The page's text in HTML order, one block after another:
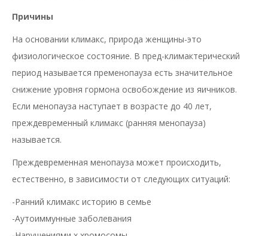
Причины
На основании климакс, природа женщины-это
физиологическое состояние. В пред-климактерический
период называется пременопауза есть значительное
снижение уровня гормона освобождение из яичников.
Если менопауза наступает в возрасте до 40 лет,
преждевременный климакс (ранняя менопауза)
называется.
Преждевременная менопауза может происходить,
естественно, в зависимости от следующих ситуаций:
-Ранний климакс историю в семье
-Аутоиммунные заболевания